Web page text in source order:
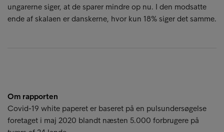
ungarerne siger, at de sparer mindre op nu. I den modsatte
ende af skalaen er danskerne, hvor kun 18% siger det samme.
Om rapporten
Covid-19 white paperet er baseret på en pulsundersøgelse
foretaget i maj 2020 blandt næsten 5.000 forbrugere på